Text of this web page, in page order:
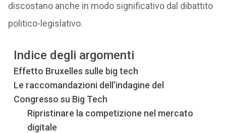
discostano anche in modo significativo dal dibattito
politico-legislativo.
Indice degli argomenti
Effetto Bruxelles sulle big tech
Le raccomandazioni dell’indagine del
Congresso su Big Tech
Ripristinare la competizione nel mercato
digitale